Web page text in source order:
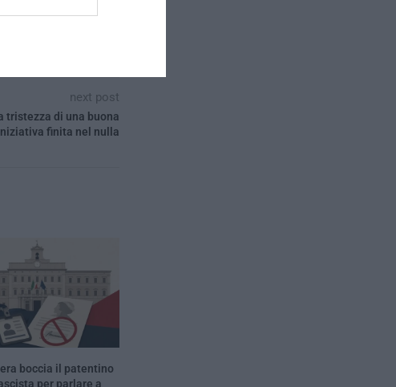
next post
tristezza di una buona
finita nel nulla
boccia il patentino
per parlare a